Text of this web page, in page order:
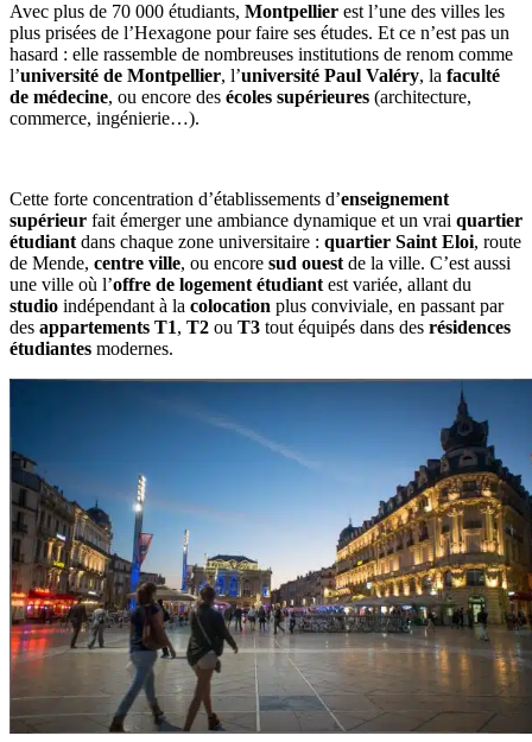
Avec plus de 70 000 étudiants, Montpellier est l’une des villes les
plus prisées de l’Hexagone pour faire ses études. Et ce n’est pas un
hasard : elle rassemble de nombreuses institutions de renom comme
l’université de Montpellier, l’université Paul Valéry, la faculté
de médecine, ou encore des écoles supérieures (architecture,
commerce, ingénierie…).
Cette forte concentration d’établissements d’enseignement
supérieur fait émerger une ambiance dynamique et un vrai quartier
étudiant dans chaque zone universitaire : quartier Saint Eloi, route
de Mende, centre ville, ou encore sud ouest de la ville. C’est aussi
une ville où l’offre de logement étudiant est variée, allant du
studio indépendant à la colocation plus conviviale, en passant par
des appartements T1, T2 ou T3 tout équipés dans des résidences
étudiantes modernes.